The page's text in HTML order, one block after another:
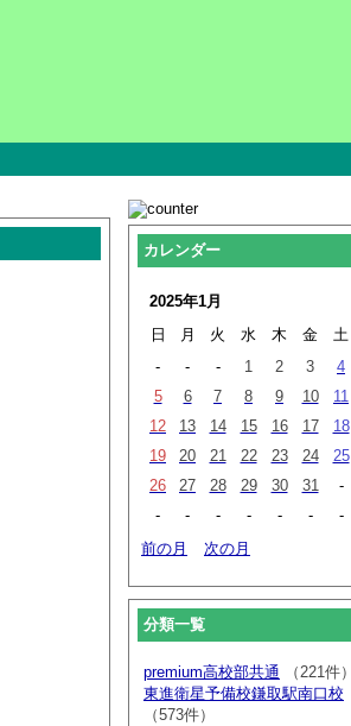
カレンダー
2025年1月
日
月 火 水 木 金
土
-
- - 1 2 3
4
5
6 7 8 9 10
11
12
13 14 15 16 17
18
19
20 21 22 23 24
25
26
27 28 29 30 31
-
-
- - - - -
-
前の月
次の月
分類一覧
premium高校部共通 （221件）
東進衛星予備校鎌取駅南口校
（573件）